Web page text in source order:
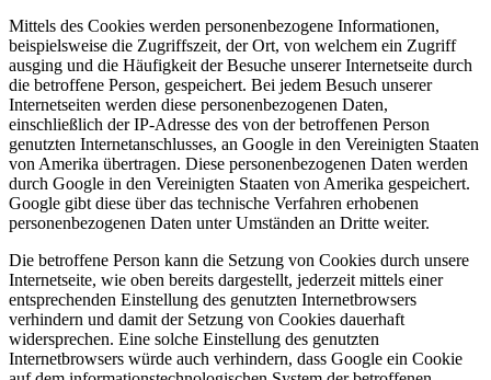
Mittels des Cookies werden personenbezogene Informationen,
beispielsweise die Zugriffszeit, der Ort, von welchem ein Zugriff
ausging und die Häufigkeit der Besuche unserer Internetseite durch
die betroffene Person, gespeichert. Bei jedem Besuch unserer
Internetseiten werden diese personenbezogenen Daten,
einschließlich der IP-Adresse des von der betroffenen Person
genutzten Internetanschlusses, an Google in den Vereinigten Staaten
von Amerika übertragen. Diese personenbezogenen Daten werden
durch Google in den Vereinigten Staaten von Amerika gespeichert.
Google gibt diese über das technische Verfahren erhobenen
personenbezogenen Daten unter Umständen an Dritte weiter.
Die betroffene Person kann die Setzung von Cookies durch unsere
Internetseite, wie oben bereits dargestellt, jederzeit mittels einer
entsprechenden Einstellung des genutzten Internetbrowsers
verhindern und damit der Setzung von Cookies dauerhaft
widersprechen. Eine solche Einstellung des genutzten
Internetbrowsers würde auch verhindern, dass Google ein Cookie